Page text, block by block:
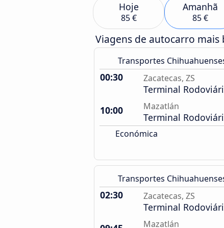
Hoje
85 €
Amanhã
85 €
Viagens de autocarro mais
Transportes
00:30 Zacatecas, ZS
Terminal
10:00
Mazatlán
Terminal
Económica
Transportes
02:30 Zacatecas, ZS
Terminal
Mazatlán